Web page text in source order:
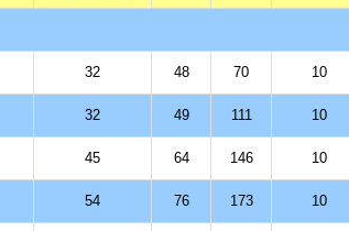
32 48 70 10
32 49 111 10
45 64 146 10
54 76 173 10